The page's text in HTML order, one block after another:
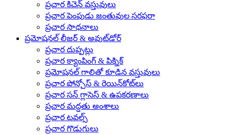
ప్రచార కిచెన్ వస్తువులు
ప్రచార పెంపుడు జంతువుల సరఫరా
ప్రచార సాధనాలు
ప్రమోషనల్ లీజర్ & అవుట్‌డోర్
ప్రచార దుప్పట్లు
ప్రచార క్యాంపింగ్ & పిక్నిక్
ప్రమోషనల్ గాలితో కూడిన వస్తువులు
ప్రచార పోన్చోస్ & రెయిన్‌కోట్‌లు
ప్రచార సన్ గ్లాసెస్ & ఉపకరణాలు
ప్రచార మద్దతు అంశాలు
ప్రచార టవల్స్
ప్రచార గొడుగులు